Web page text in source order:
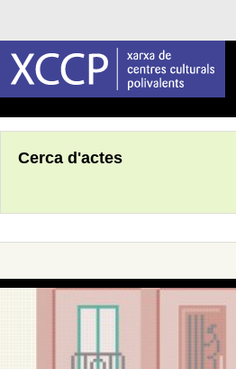
Cerca d'actes